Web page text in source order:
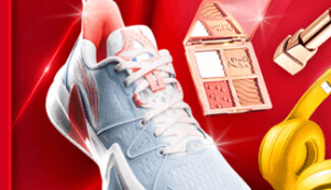
VỀ CHÚNG TÔI
News.timviec.com.vn là website cung cấp
nhân sự, nghề nghiệp do Timviec.com.vn
doanh nghiệp, nhân sự tuyển dụng, người
cập nhật thông tin và đáp ứng được
KẾT NỐI